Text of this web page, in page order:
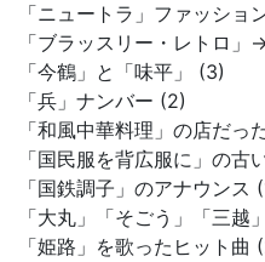
「ニュートラ」ファッショ
「ブラッスリー・レトロ
「今鶴」と「味平」 (3)
「兵」ナンバー (2)
「和風中華料理」の店だっ
「国民服を背広服に」の古
「国鉄調子」のアナウンス
「大丸」「そごう」「三越
「姫路」を歌ったヒット曲